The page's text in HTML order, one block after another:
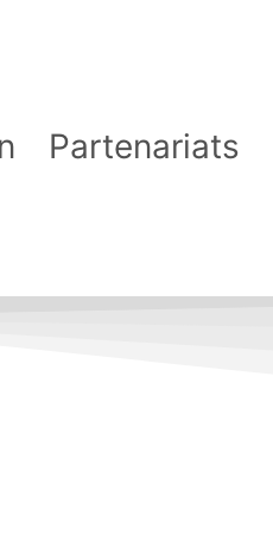
Partenariats